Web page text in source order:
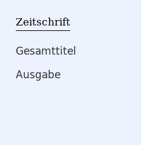
Zeitschrift
Gesamttitel
Ausgabe